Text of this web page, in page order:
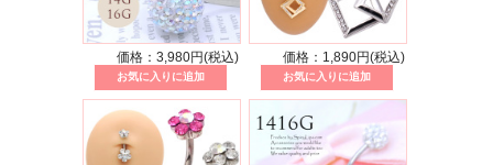
価格：3,980円(税込) 価格：1,890円(税込)